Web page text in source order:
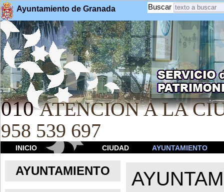
Ayuntamiento de Granada Buscar
010 ATENCION A LA
958 539 697
INICIO CIUDAD AYUNTAMIENTO
AYUNTAMIENTO